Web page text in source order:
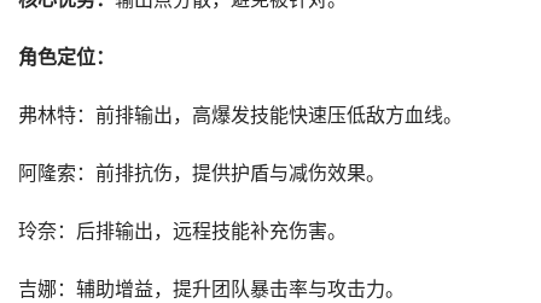
‌角色定位‌：
‌弗林特‌：前排输出，高爆发技能快速压低敌方血线。
‌阿隆索‌：前排抗伤，提供护盾与减伤效果。
‌玲奈‌：后排输出，远程技能补充伤害。
‌吉娜‌：辅助增益，提升团队暴击率与攻击力。